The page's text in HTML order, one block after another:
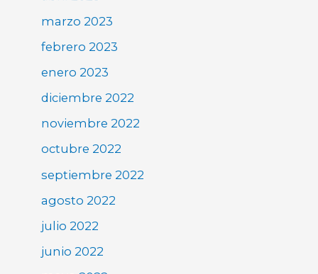
marzo 2023
febrero 2023
enero 2023
diciembre 2022
noviembre 2022
octubre 2022
septiembre 2022
agosto 2022
julio 2022
junio 2022